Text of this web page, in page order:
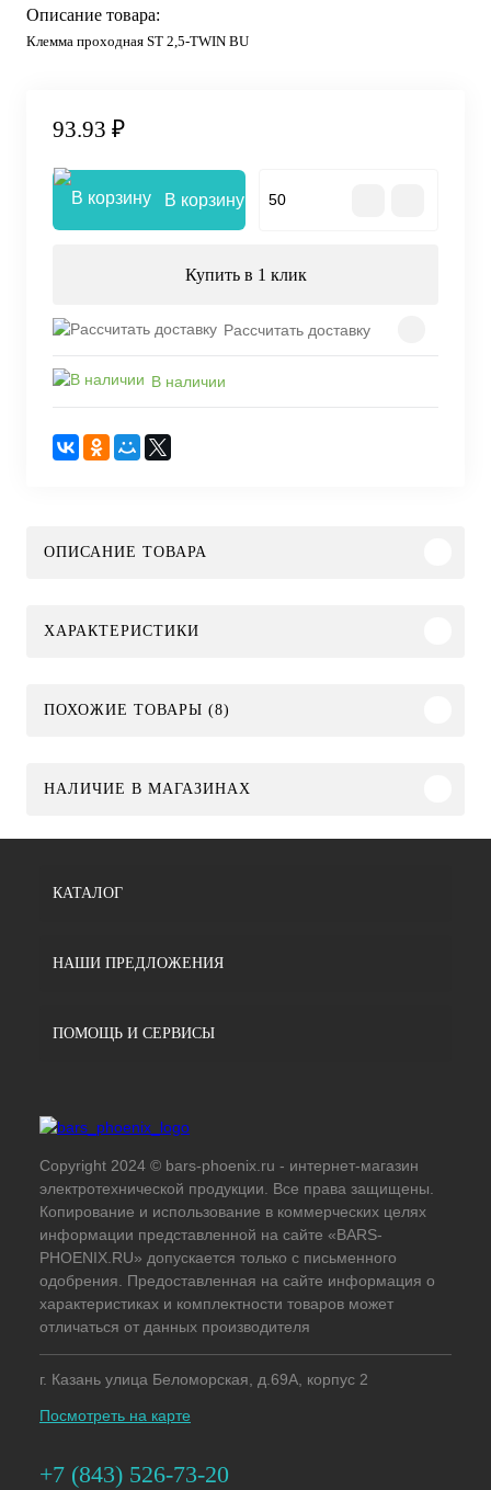
Описание товара:
Клемма проходная ST 2,5-TWIN BU
93.93 ₽
В корзину
Купить в 1 клик
Рассчитать доставку
В наличии
ОПИСАНИЕ ТОВАРА
ХАРАКТЕРИСТИКИ
ПОХОЖИЕ ТОВАРЫ (8)
НАЛИЧИЕ В МАГАЗИНАХ
КАТАЛОГ
НАШИ ПРЕДЛОЖЕНИЯ
ПОМОЩЬ И СЕРВИСЫ
Copyright 2024 © bars-phoenix.ru - интернет-магазин
электротехнической продукции. Все права защищены.
Копирование и использование в коммерческих целях
информации представленной на сайте «BARS-
PHOENIX.RU» допускается только с письменного
одобрения. Предоставленная на сайте информация о
характеристиках и комплектности товаров может
отличаться от данных производителя
г. Казань улица Беломорская, д.69А, корпус 2
Посмотреть на карте
+7 (843) 526-73-20